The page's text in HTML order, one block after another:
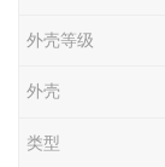
外壳等级
外壳
类型